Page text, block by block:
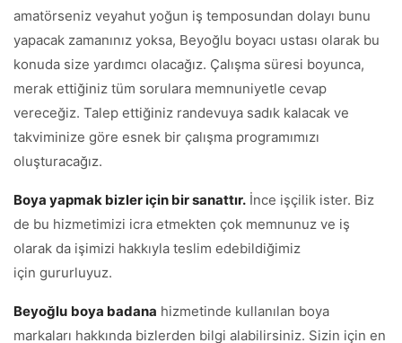
amatörseniz veyahut yoğun iş temposundan dolayı bunu
yapacak zamanınız yoksa, Beyoğlu boyacı ustası olarak bu
konuda size yardımcı olacağız. Çalışma süresi boyunca,
merak ettiğiniz tüm sorulara memnuniyetle cevap
vereceğiz. Talep ettiğiniz randevuya sadık kalacak ve
takviminize göre esnek bir çalışma programımızı
oluşturacağız.
Boya yapmak bizler için bir sanattır. İnce işçilik ister. Biz
de bu hizmetimizi icra etmekten çok memnunuz ve iş
olarak da işimizi hakkıyla teslim edebildiğimiz
için gururluyuz.
Beyoğlu boya badana hizmetinde kullanılan boya
markaları hakkında bizlerden bilgi alabilirsiniz. Sizin için en